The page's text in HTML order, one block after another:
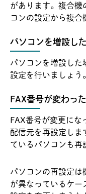
があります。複合機
コンの設定から複合
パソコンを増設し
パソコンを増設した
設定を行いましょう。
FAX番号が変わっ
FAX番号が変更にな
配信元を再設定しま
ているパソコンも再
パソコンの再設定は
が異なっているケー